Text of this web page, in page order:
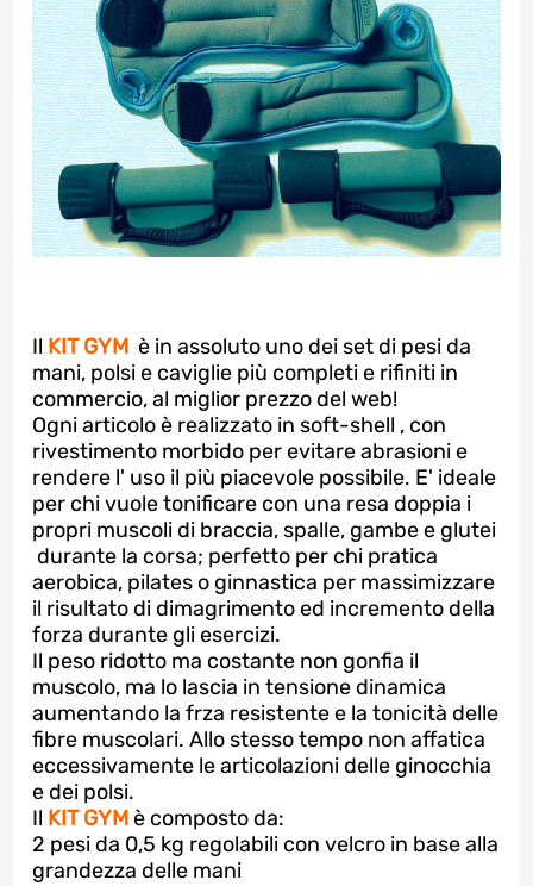
Il KIT GYM è in assoluto uno dei set di pesi da
mani, polsi e caviglie più completi e rifiniti in
commercio, al miglior prezzo del web!
Ogni articolo è realizzato in soft-shell , con
rivestimento morbido per evitare abrasioni e
rendere l' uso il più piacevole possibile. E' ideale
per chi vuole tonificare con una resa doppia i
propri muscoli di braccia, spalle, gambe e glutei
durante la corsa; perfetto per chi pratica
aerobica, pilates o ginnastica per massimizzare
il risultato di dimagrimento ed incremento della
forza durante gli esercizi.
Il peso ridotto ma costante non gonfia il
muscolo, ma lo lascia in tensione dinamica
aumentando la frza resistente e la tonicità delle
fibre muscolari. Allo stesso tempo non affatica
eccessivamente le articolazioni delle ginocchia
e dei polsi.
Il KIT GYMè composto da:
2 pesi da 0,5 kg regolabili con velcro in base alla
grandezza delle mani